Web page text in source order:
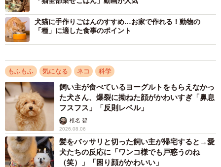
猫はそもそも嘔吐しやすい動物で、ネズミなどの小動物を
丸呑みして、消化できない毛などは吐き出していました。
そのため、食後の嘔吐が続くこと自体がその後の猫の健康
に大きな影響を与えるかというと、その可能性は低いと思
います。ただ、嘔吐するときは猫も苦しいはずです。なる
べくなら、吐く回数を減らしてあげたいですよね。
一方、シニアの猫のほとんどは程度の差はあれど関節炎を
発症していると言われています。前にかがむ姿勢は関節に
負担がかかり、食べにくいですし、痛いんですね。そうな
ってくると、ご飯を食べたり、水を飲んだりするのが嫌で
面倒だと感じるようになってしまいます。高齢の猫ちゃん
犬猫に手作りごはんのすすめ…お家で作れる！動物の
「種」に適した食事のポイント
もふもふ 気になる ネコ 科学
飼い主が食べているヨーグルトをもらえなかっ
た犬さん、爆裂に拗ねた顔がかわいすぎ「鼻息
フスフス」「反則レベル」
椎名 碧
2026.08.06
髪をバッサリと切った飼い主が帰宅すると→愛
犬たちの反応に「ワンコ様でも戸惑うのね
（笑）」「困り顔がかわいい」